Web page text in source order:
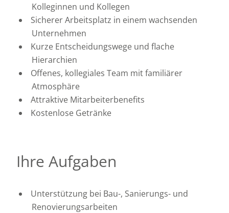
Kolleginnen und Kollegen
Sicherer Arbeitsplatz in einem wachsenden
Unternehmen
Kurze Entscheidungswege und flache
Hierarchien
Offenes, kollegiales Team mit familiärer
Atmosphäre
Attraktive Mitarbeiterbenefits
Kostenlose Getränke
Ihre Aufgaben
Unterstützung bei Bau-, Sanierungs- und
Renovierungsarbeiten